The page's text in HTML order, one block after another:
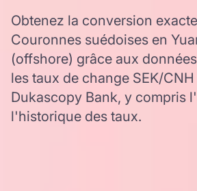
Obtenez la conversion
Couronnes suédoises en
(offshore) grâce aux
les taux de change SEK/
Dukascopy Bank, y compris
l'historique des taux.